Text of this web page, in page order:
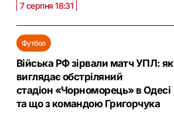
7 серпня 18:31
Футбол
Війська РФ зірвали матч УПЛ: як
виглядає обстріляний
стадіон «Чорноморець» в Одесі
та що з командою Григорчука